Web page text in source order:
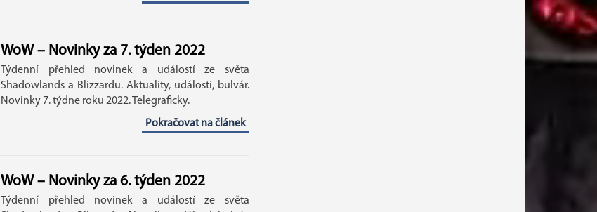
WoW – Novinky za 7. týden 2022
Týdenní přehled novinek a událostí ze světa
Shadowlands a Blizzardu. Aktuality, události, bulvár.
Novinky 7. týdne roku 2022. Telegraficky.
Pokračovat na článek
WoW – Novinky za 6. týden 2022
Týdenní přehled novinek a událostí ze světa